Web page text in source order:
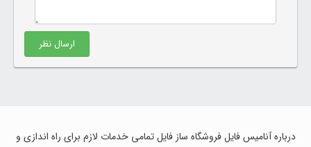
ارسال نظر
درباره آنامیس فایل فروشگاه ساز فایل تمامی خدمات لازم برای راه اندازی و